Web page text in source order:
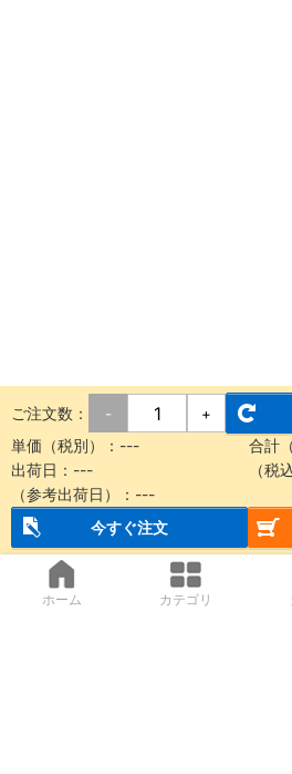
ご注文数： - +
単価（税別）： --- 合計
出荷日： --- （税
（参考出荷日）： ---
今すぐ注文
ホーム カテゴリ